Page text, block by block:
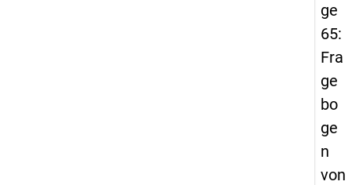
ge
65:
Fra
ge
bo
ge
n
von